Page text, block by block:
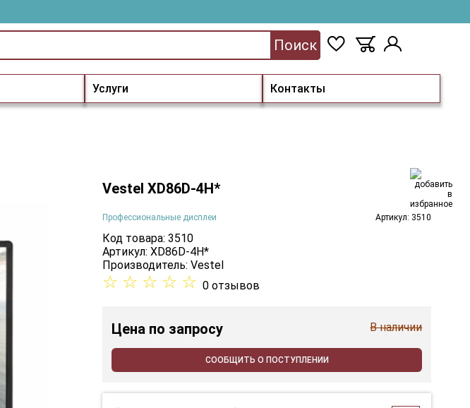
Услуги Контакты
Поиск
Vestel XD86D-4H*
Профессиональные дисплеи Артикул: 3510
Код товара: 3510
Артикул: XD86D-4H*
Производитель:Vestel
☆ ☆ ☆ ☆ ☆ 0 отзывов
Цена по запросу В наличии
СООБЩИТЬ О ПОСТУПЛЕНИИ